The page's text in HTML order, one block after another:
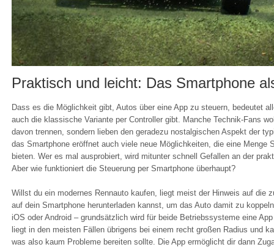
Praktisch und leicht: Das Smartphone
Dass es die Möglichkeit gibt, Autos über eine App zu steuern, bedeutet
auch die klassische Variante per Controller gibt. Manche Technik-Fans
davon trennen, sondern lieben den geradezu nostalgischen Aspekt der
das Smartphone eröffnet auch viele neue Möglichkeiten, die eine Menge
bieten. Wer es mal ausprobiert, wird mitunter schnell Gefallen an der
Aber wie funktioniert die Steuerung per Smartphone überhaupt?
Willst du ein modernes Rennauto kaufen, liegt meist der Hinweis auf die
auf dein Smartphone herunterladen kannst, um das Auto damit zu
iOS oder Android – grundsätzlich wird für beide Betriebssysteme eine
liegt in den meisten Fällen übrigens bei einem recht großen Radius und
was also kaum Probleme bereiten sollte. Die App ermöglicht dir dann